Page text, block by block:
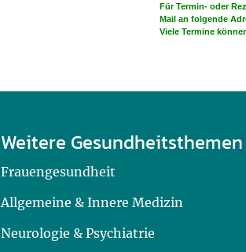
Für Termin- oder
Mail an folgende
Viele Termine
Weitere Gesundheitsthemen
Frauengesundheit
Allgemeine & Innere Medizin
Neurologie & Psychiatrie